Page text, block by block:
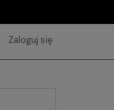
Zaloguj się